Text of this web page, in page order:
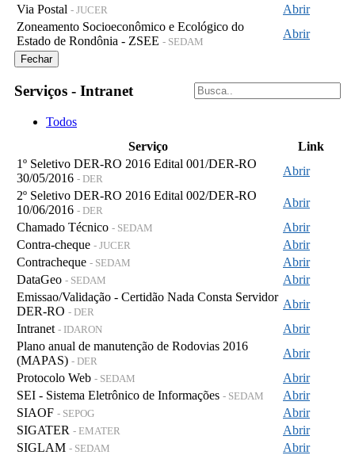
Via Postal - JUCER
Abrir
Zoneamento Socioeconômico e Ecológico do
Estado de Rondônia - ZSEE - SEDAM
Abrir
Fechar
Serviços - Intranet
Todos
Serviço
Link
1º Seletivo DER-RO 2016 Edital 001/DER-RO
30/05/2016 - DER
Abrir
2º Seletivo DER-RO 2016 Edital 002/DER-RO
10/06/2016 - DER
Abrir
Chamado Técnico - SEDAM
Abrir
Contra-cheque - JUCER
Abrir
Contracheque - SEDAM
Abrir
DataGeo - SEDAM
Abrir
Emissao/Validação - Certidão Nada Consta Servidor
DER-RO - DER
Abrir
Intranet - IDARON
Abrir
Plano anual de manutenção de Rodovias 2016
(MAPAS) - DER
Abrir
Protocolo Web - SEDAM
Abrir
SEI - Sistema Eletrônico de Informações - SEDAM
Abrir
SIAOF - SEPOG
Abrir
SIGATER - EMATER
Abrir
SIGLAM - SEDAM
Abrir